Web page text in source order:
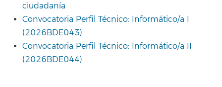
ciudadanía
Convocatoria Perfil Técnico: Informático/a I
(2026BDE043)
Convocatoria Perfil Técnico: Informático/a II
(2026BDE044)